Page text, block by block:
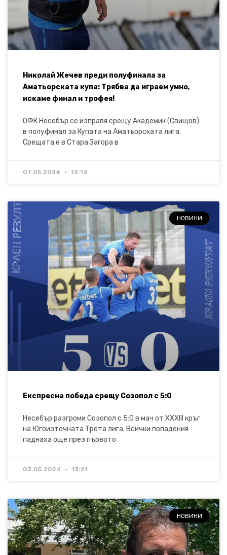
Николай Жечев преди полуфинала за
Аматьорската купа: Трябва да играем умно,
искаме финал и трофея!
ОФК Несебър се изправя срещу Академик (Свищов)
в полуфинал за Купата на Аматьорската лига.
Срещата е в Стара Загора в
07.05.2024 13:14
НОВИНИ
Експресна победа срещу Созопол с 5:0
Несебър разгроми Созопол с 5:0 в мач от XXXIII кръг
на Югоизточната Трета лига. Всички попадения
паднаха още през първото
03.05.2024 13:21
НОВИНИ